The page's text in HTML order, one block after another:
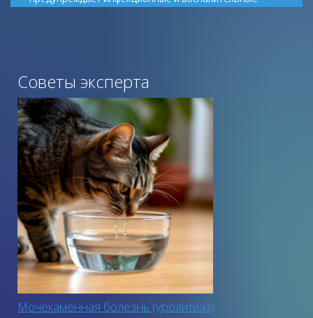
процессы.
Рекомендуется для курсового приема взрослым кошкам и
котятам старше 4 месяцев 1 раз в день. По 5 см пасты
между приемами пищи. Курс 2 месяца раз в полгода или
по мере необходимости. Идеально подходит для
регулярного приема стерилизованным и кастрированным
кошкам.
Советы эксперта
Мочекаменная болезнь (уролитиаз)